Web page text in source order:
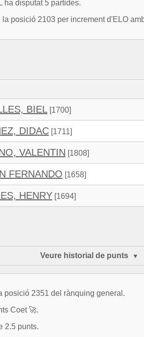
ha disputat 5 partides.
posició 2103 per increment d'ELO
BIEL[1700]
DIDAC[1711]
VALENTIN [1808]
FERNANDO [1658]
HENRY [1694]
Veure historial de punts
posició 2351 del rànquing general.
Coet 🚀.
2.5 punts.